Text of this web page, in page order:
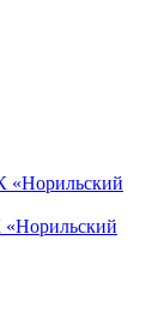
«Норильский